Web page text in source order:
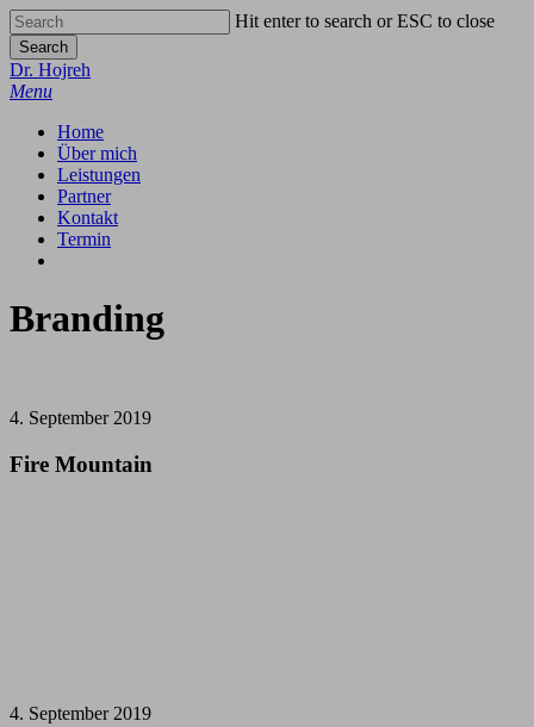
Skip
to
main
content
Hit enter to search or ESC to close
Search
Close
Search
Dr. Hojreh
Menu
Home
Über mich
Leistungen
Partner
Kontakt
Termin
Branding
4. September 2019
Fire Mountain
4. September 2019